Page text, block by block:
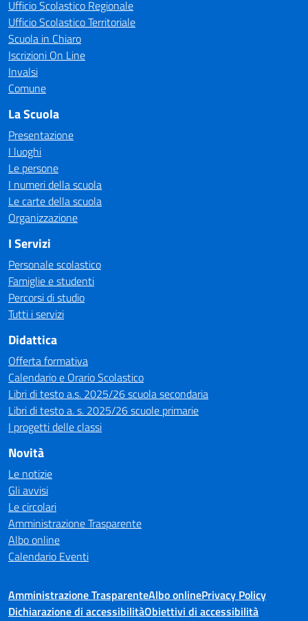
Ufficio Scolastico Regionale
Ufficio Scolastico Territoriale
Scuola in Chiaro
Iscrizioni On Line
Invalsi
Comune
La Scuola
Presentazione
I luoghi
Le persone
I numeri della scuola
Le carte della scuola
Organizzazione
I Servizi
Personale scolastico
Famiglie e studenti
Percorsi di studio
Tutti i servizi
Didattica
Offerta formativa
Calendario e Orario Scolastico
Libri di testo a.s. 2025/26 scuola secondaria
Libri di testo a. s. 2025/26 scuole primarie
I progetti delle classi
Novità
Le notizie
Gli avvisi
Le circolari
Amministrazione Trasparente
Albo online
Calendario Eventi
Amministrazione TrasparenteAlbo onlinePrivacy Policy
Dichiarazione di accessibilitàObiettivi di accessibilità